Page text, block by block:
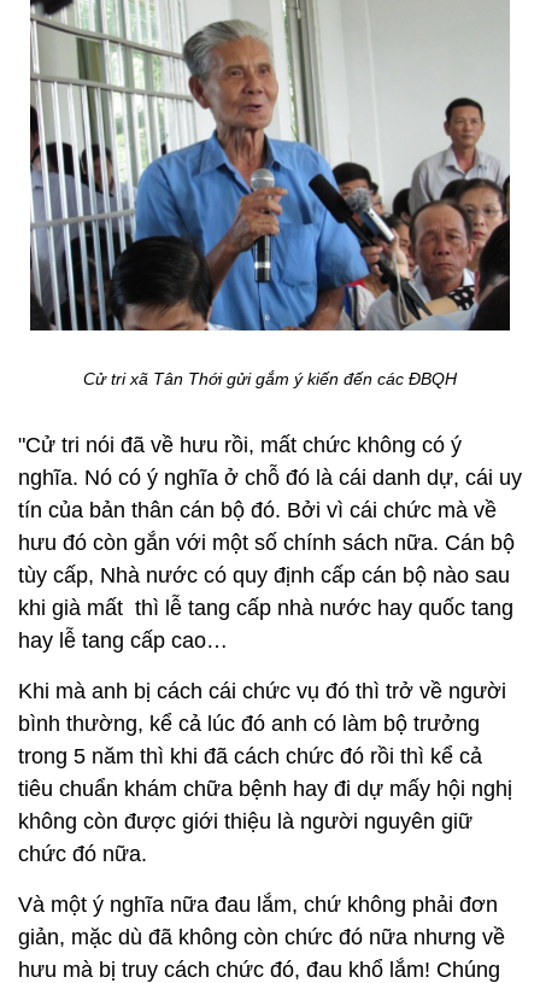
Cử tri xã Tân Thới gửi gắm ý kiến đến các ĐBQH
"Cử tri nói đã về hưu rồi, mất chức không có ý
nghĩa. Nó có ý nghĩa ở chỗ đó là cái danh dự, cái uy
tín của bản thân cán bộ đó. Bởi vì cái chức mà về
hưu đó còn gắn với một số chính sách nữa. Cán bộ
tùy cấp, Nhà nước có quy định cấp cán bộ nào sau
khi già mất thì lễ tang cấp nhà nước hay quốc tang
hay lễ tang cấp cao…
Khi mà anh bị cách cái chức vụ đó thì trở về người
bình thường, kể cả lúc đó anh có làm bộ trưởng
trong 5 năm thì khi đã cách chức đó rồi thì kể cả
tiêu chuẩn khám chữa bệnh hay đi dự mấy hội nghị
không còn được giới thiệu là người nguyên giữ
chức đó nữa.
Và một ý nghĩa nữa đau lắm, chứ không phải đơn
giản, mặc dù đã không còn chức đó nữa nhưng về
hưu mà bị truy cách chức đó, đau khổ lắm! Chúng